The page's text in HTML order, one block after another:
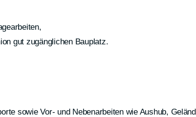
gut zugänglichen Bauplatz.
sowie Vor- und Nebenarbeiten wie Aushub,